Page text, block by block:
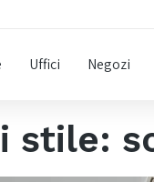
Uffici Negozi
stile: